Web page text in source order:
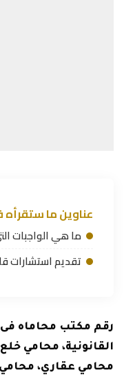
عناوين ما ستقرأه
ما هي الواجبات
تقديم استشارات
رقم مكتب محاماه
القانونية، محامي
محامي عقاري،